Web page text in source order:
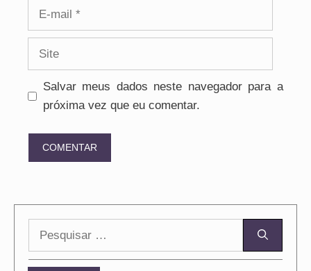
Site
Salvar meus dados neste navegador para a
próxima vez que eu comentar.